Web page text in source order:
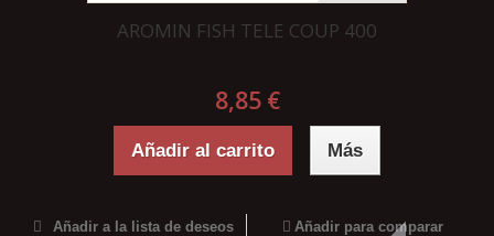
AROMIN FISH TELE COUP 400
8,85 €
Añadir al carrito Más
Añadir a la lista de deseos Añadir para comparar